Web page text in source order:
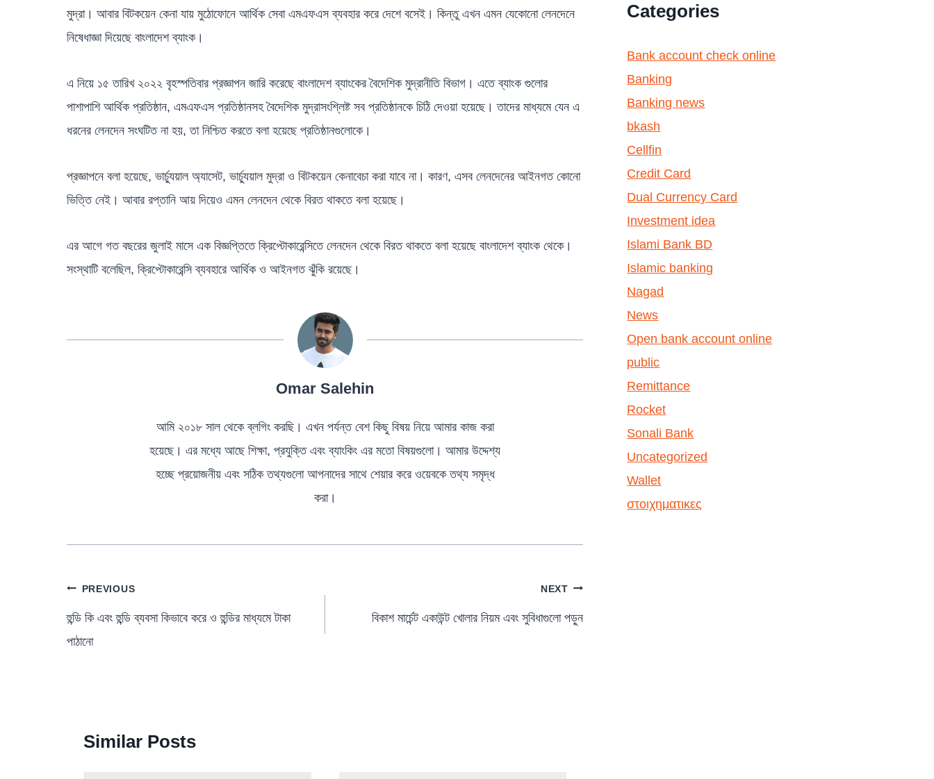
মুদ্রা। আবার বিটকয়েন কেনা যায় মুঠোফোনে আর্থিক সেবা এমএফএস ব্যবহার করে দেশে বসেই। কিন্তু এখন এমন যেকোনো লেনদেনে
নিষেধাজ্ঞা দিয়েছে বাংলাদেশ ব্যাংক।
এ নিয়ে ১৫ তারিখ ২০২২ বৃহস্পতিবার প্রজ্ঞাপন জারি করেছে বাংলাদেশ ব্যাংকের বৈদেশিক মুদ্রানীতি বিভাগ। এতে ব্যাংক গুলোর
পাশাপাশি আর্থিক প্রতিষ্ঠান, এমএফএস প্রতিষ্ঠানসহ বৈদেশিক মুদ্রাসংশ্লিষ্ট সব প্রতিষ্ঠানকে চিঠি দেওয়া হয়েছে। তাদের মাধ্যমে যেন এ
ধরনের লেনদেন সংঘটিত না হয়, তা নিশ্চিত করতে বলা হয়েছে প্রতিষ্ঠানগুলোকে।
প্রজ্ঞাপনে বলা হয়েছে, ভার্চ্যুয়াল অ্যাসেট, ভার্চ্যুয়াল মুদ্রা ও বিটকয়েন কেনাবেচা করা যাবে না। কারণ, এসব লেনদেনের আইনগত কোনো
ভিত্তি নেই। আবার রপ্তানি আয় দিয়েও এমন লেনদেন থেকে বিরত থাকতে বলা হয়েছে।
এর আগে গত বছরের জুলাই মাসে এক বিজ্ঞপ্তিতে ক্রিপ্টোকারেন্সিতে লেনদেন থেকে বিরত থাকতে বলা হয়েছে বাংলাদেশ ব্যাংক থেকে।
সংস্থাটি বলেছিল, ক্রিপ্টোকারেন্সি ব্যবহারে আর্থিক ও আইনগত ঝুঁকি রয়েছে।
Omar Salehin
আমি ২০১৮ সাল থেকে ব্লগিং করছি। এখন পর্যন্ত বেশ কিছু বিষয় নিয়ে আমার কাজ করা
হয়েছে। এর মধ্যে আছে শিক্ষা, প্রযুক্তি এবং ব্যাংকিং এর মতো বিষয়গুলো। আমার উদ্দেশ্য
হচ্ছে প্রয়োজনীয় এবং সঠিক তথ্যগুলো আপনাদের সাথে শেয়ার করে ওয়েবকে তথ্য সমৃদ্ধ
করা।
পোস্ট
ন্যাভিগেশন
PREVIOUS
হুন্ডি কি এবং হুন্ডি ব্যবসা কিভাবে করে ও হুন্ডির মাধ্যমে টাকা
পাঠানো
NEXT
বিকাশ মার্চেন্ট একাউন্ট খোলার নিয়ম এবং সুবিধাগুলো পড়ুন
Similar Posts
Categories
Bank account check online
Banking
Banking news
bkash
Cellfin
Credit Card
Dual Currency Card
Investment idea
Islami Bank BD
Islamic banking
Nagad
News
Open bank account online
public
Remittance
Rocket
Sonali Bank
Uncategorized
Wallet
στοιχηματικες